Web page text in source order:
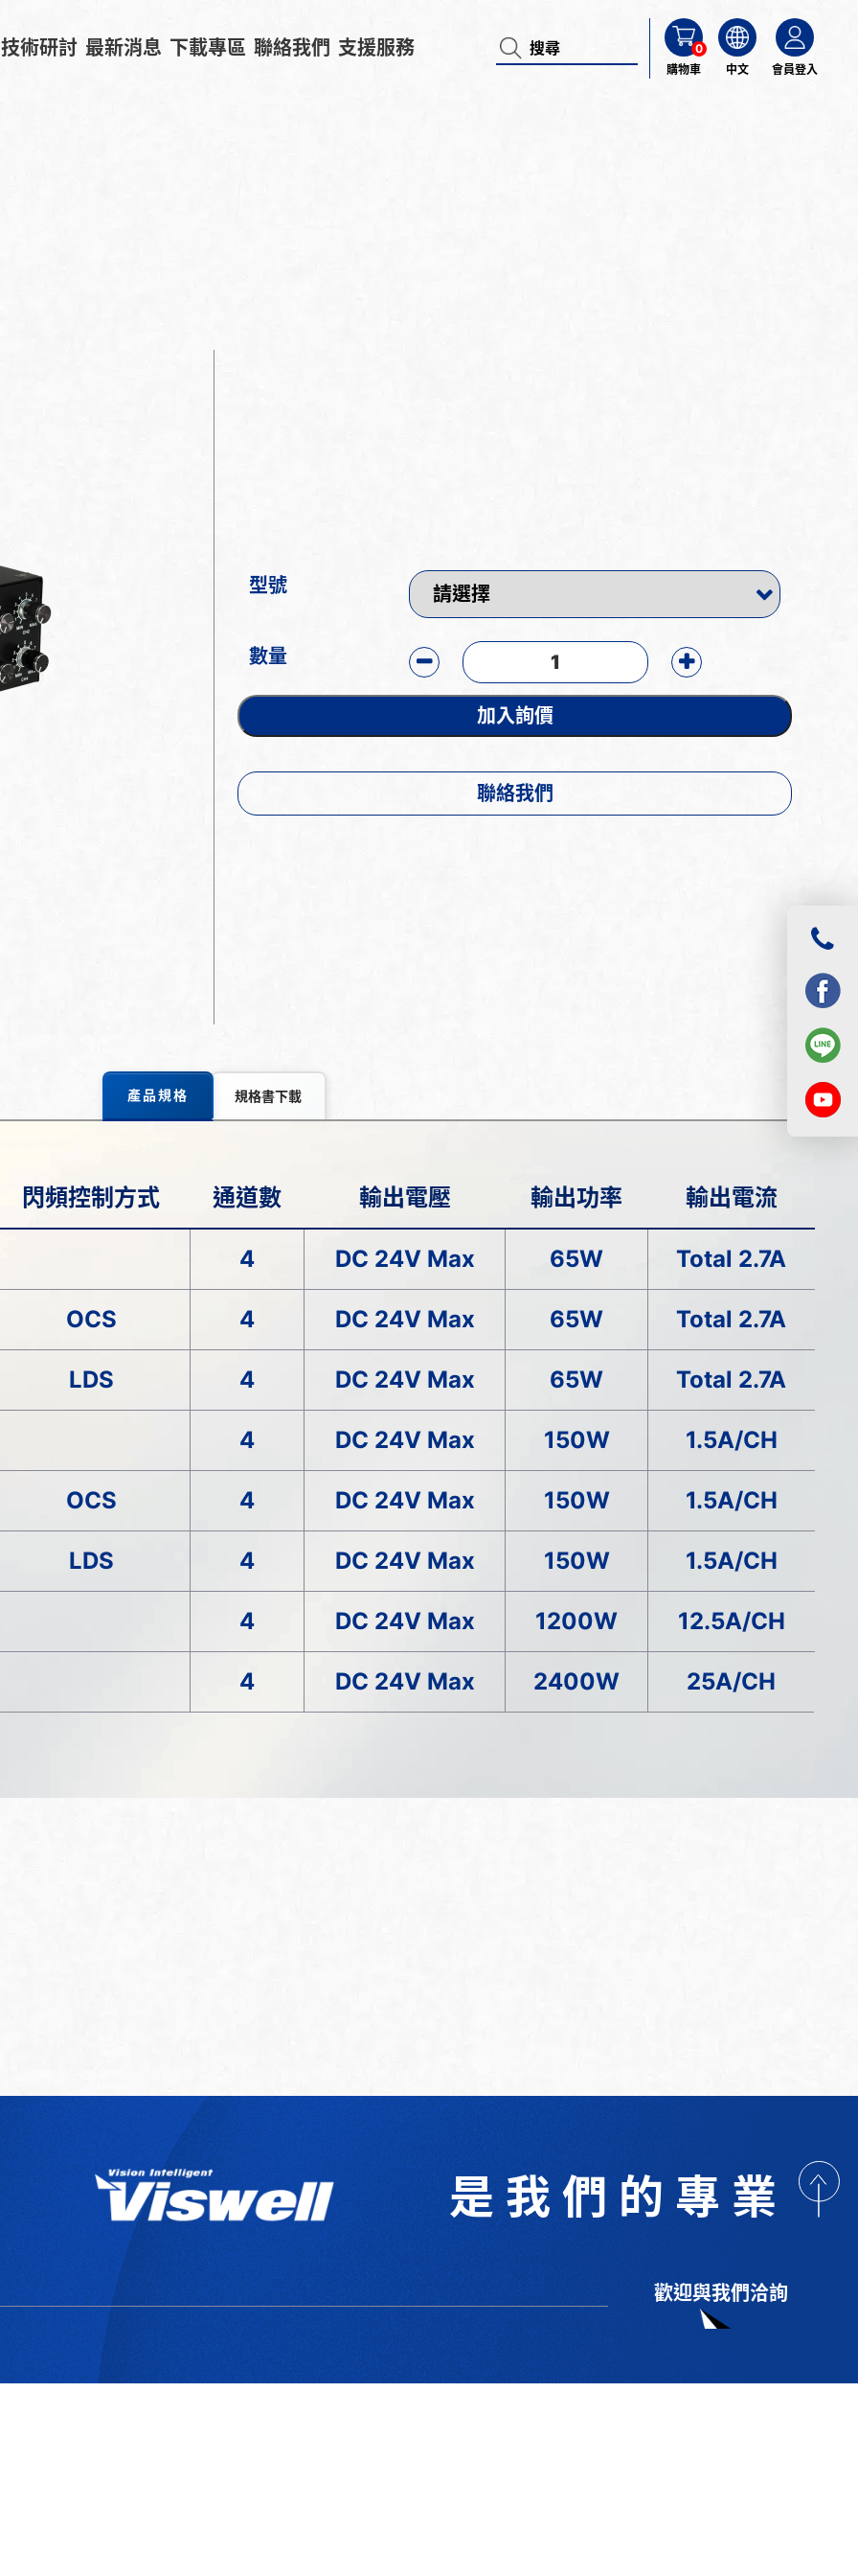
技術研討 最新消息 下載專區 聯絡我們 支援服務
0
購物車
中文 會員登入
型號
數量
加入詢價
聯絡我們
產品規格 規格書下載
閃頻控制方式 通道數 輸出電壓 輸出功率 輸出電流
4 DC 24V Max 65W Total 2.7A
OCS 4 DC 24V Max 65W Total 2.7A
LDS 4 DC 24V Max 65W Total 2.7A
4 DC 24V Max 150W 1.5A/CH
OCS 4 DC 24V Max 150W 1.5A/CH
LDS 4 DC 24V Max 150W 1.5A/CH
4 DC 24V Max 1200W 12.5A/CH
4 DC 24V Max 2400W 25A/CH
是我們的專業
歡迎與我們洽詢